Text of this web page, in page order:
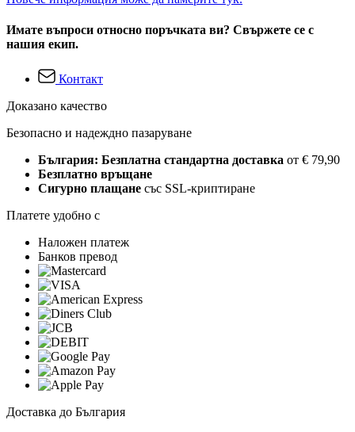
Имате въпроси относно поръчката ви? Свържете се с
нашия екип.
Контакт
Доказано качество
Безопасно и надеждно пазаруване
България: Безплатна стандартна доставка от € 79,90
Безплатно връщане
Сигурно плащане със SSL-криптиране
Платете удобно с
Наложен платеж
Банков превод
Доставка до България